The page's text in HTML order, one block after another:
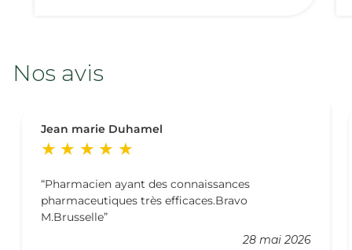
Nos avis
Jean marie Duhamel
28 mai 2026
Pharmacien ayant des connaissances
pharmaceutiques très efficaces.Bravo
M.Brusselle